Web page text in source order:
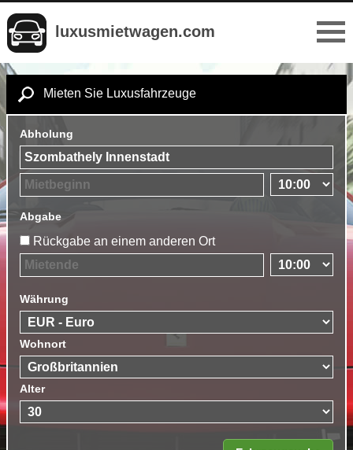
luxusmietwagen.com
Mieten Sie Luxusfahrzeuge
Abholung
Abgabe
Rückgabe an einem anderen Ort
Währung
Wohnort
Alter